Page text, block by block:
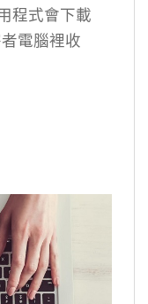
程式會下載
電腦裡收